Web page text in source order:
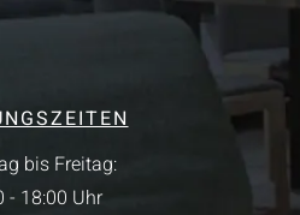
bis Freitag:
- 18:00 Uhr